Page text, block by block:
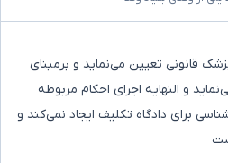
قانونی تعیین می‌نماید و برمبنای
و النهایه اجرای احکام مربوطه
برای دادگاه تکلیف ایجاد نمی‌کند و